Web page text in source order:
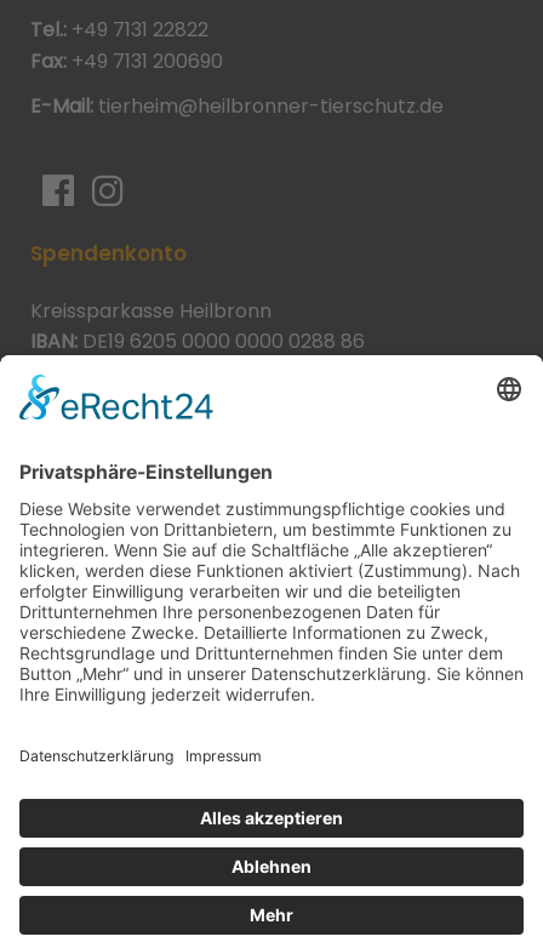
Tel.: +49 7131 22822
Fax: +49 7131 200690
E-Mail: tierheim@heilbronner-tierschutz.de
Spendenkonto
Kreissparkasse Heilbronn
IBAN: DE19 6205 0000 0000 0288 86
BIC:
Spende direkt via PayPal
JETZT SPENDEN
paypal@heilbronner-tierschutz.de
© 2021Systemhaus JOAM
Datenschutzerklärung
Impressum